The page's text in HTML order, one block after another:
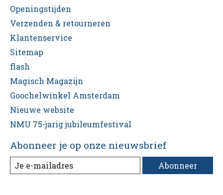
Openingstijden
Verzenden & retourneren
Klantenservice
Sitemap
flash
Magisch Magazijn
Goochelwinkel Amsterdam
Nieuwe website
NMU 75-jarig jubileumfestival
Abonneer je op onze nieuwsbrief
Abonneer